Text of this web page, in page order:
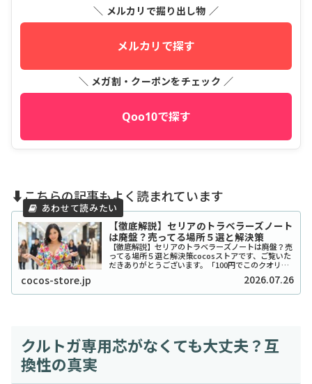
＼ メルカリで掘り出し物 ／
メルカリで探す
＼ メガ割・クーポンをチェック ／
Qoo10で探す
⬇️こちらの記事もよく読まれています
【徹底解説】セリアのトラベラーズノート
は廃盤？売ってる場所５選と解決策
【徹底解説】セリアのトラベラーズノートは廃盤？売
ってる場所５選と解決策cocosストアです、ご覧いた
だきありがとうございます。「100円でこのクオリテ
ィ！？」とSNSで爆発的な人気を博したセリアのトラ
ベラーズノート風リフィルやカバーですが、...
cocos-store.jp 2026.07.26
クルトガ専用芯がなくても大丈夫？互
換性の真実